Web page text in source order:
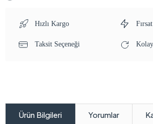
Hızlı Kargo
Taksit Seçeneği
Ürün Bilgileri Yorumlar